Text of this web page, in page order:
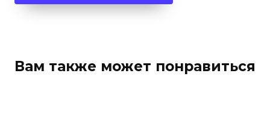
Вам также может понравиться